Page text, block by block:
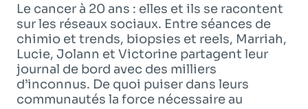
À la une
Participer et assister à une émission
À votre écoute
Le cancer à 20 ans : elles et ils se racontent
sur les réseaux sociaux. Entre séances de
chimio et trends, biopsies et reels, Marriah,
Lucie, Jolann et Victorine partagent leur
journal de bord avec des milliers
d’inconnus. De quoi puiser dans leurs
communautés la force nécessaire au